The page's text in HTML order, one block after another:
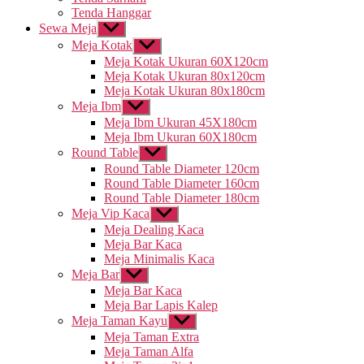
Tenda Hanggar
Sewa Meja Tampilkan
sub
menu
Meja Kotak Tampilkan
sub
menu
Meja Kotak Ukuran 60X120cm
Meja Kotak Ukuran 80x120cm
Meja Kotak Ukuran 80x180cm
Meja Ibm Tampilkan
sub
menu
Meja Ibm Ukuran 45X180cm
Meja Ibm Ukuran 60X180cm
Round Table Tampilkan
sub
menu
Round Table Diameter 120cm
Round Table Diameter 160cm
Round Table Diameter 180cm
Meja Vip Kaca Tampilkan
sub
menu
Meja Dealing Kaca
Meja Bar Kaca
Meja Minimalis Kaca
Meja Bar Tampilkan
sub
menu
Meja Bar Kaca
Meja Bar Lapis Kalep
Meja Taman Kayu Tampilkan
sub
menu
Meja Taman Extra
Meja Taman Alfa